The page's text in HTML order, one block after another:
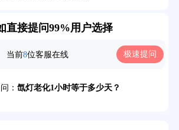
直接提问99%用户选择
当前8位客服在线 极速提问
：
： 氙灯老化1小时等于多少天？